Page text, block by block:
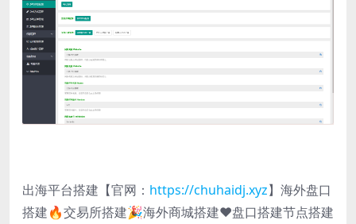
出海平台搭建【官网： https://chuhaidj.xyz】海外盘口
搭建🔥交易所搭建🎉海外商城搭建❤️盘口搭建节点搭建